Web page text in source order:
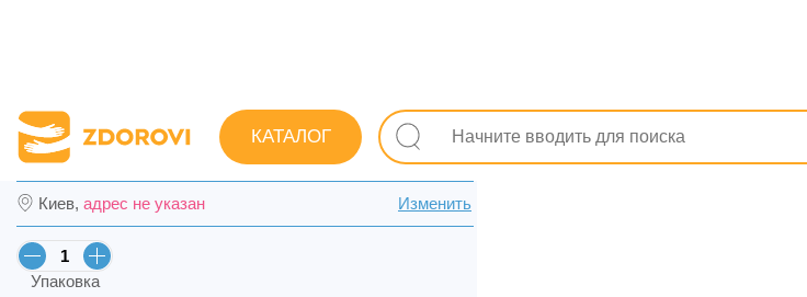
КАТАЛОГ
Поиск лекарств Лекарства Сердечно-сосудистые Профилактика образования тромбов
Акард табл. киш./раств. 75 мг №100 (20х5) в Кропивницком
Киев, адрес не указан Изменить
Упаковка